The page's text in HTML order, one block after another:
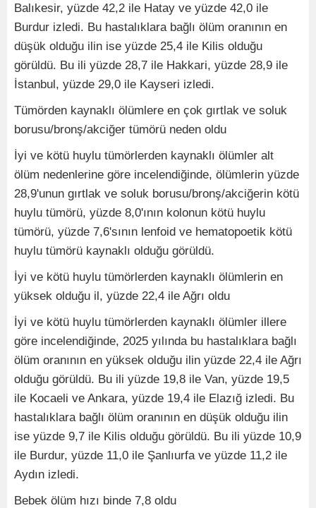
Balıkesir, yüzde 42,2 ile Hatay ve yüzde 42,0 ile
Burdur izledi. Bu hastalıklara bağlı ölüm oranının en
düşük olduğu ilin ise yüzde 25,4 ile Kilis olduğu
görüldü. Bu ili yüzde 28,7 ile Hakkari, yüzde 28,9 ile
İstanbul, yüzde 29,0 ile Kayseri izledi.
Tümörden kaynaklı ölümlere en çok gırtlak ve soluk
borusu/bronş/akciğer tümörü neden oldu
İyi ve kötü huylu tümörlerden kaynaklı ölümler alt
ölüm nedenlerine göre incelendiğinde, ölümlerin yüzde
28,9'unun gırtlak ve soluk borusu/bronş/akciğerin kötü
huylu tümörü, yüzde 8,0'ının kolonun kötü huylu
tümörü, yüzde 7,6'sının lenfoid ve hematopoetik kötü
huylu tümörü kaynaklı olduğu görüldü.
İyi ve kötü huylu tümörlerden kaynaklı ölümlerin en
yüksek olduğu il, yüzde 22,4 ile Ağrı oldu
İyi ve kötü huylu tümörlerden kaynaklı ölümler illere
göre incelendiğinde, 2025 yılında bu hastalıklara bağlı
ölüm oranının en yüksek olduğu ilin yüzde 22,4 ile Ağrı
olduğu görüldü. Bu ili yüzde 19,8 ile Van, yüzde 19,5
ile Kocaeli ve Ankara, yüzde 19,4 ile Elazığ izledi. Bu
hastalıklara bağlı ölüm oranının en düşük olduğu ilin
ise yüzde 9,7 ile Kilis olduğu görüldü. Bu ili yüzde 10,9
ile Burdur, yüzde 11,0 ile Şanlıurfa ve yüzde 11,2 ile
Aydın izledi.
Bebek ölüm hızı binde 7,8 oldu